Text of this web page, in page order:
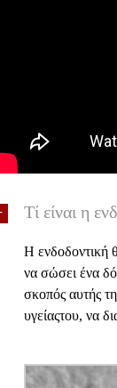
Τί είναι η
Η ενδοδοντική
να σώσει ένα
σκοπός αυτής
υγείαςτου, να